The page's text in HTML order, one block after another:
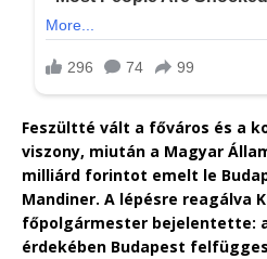
Feszültté vált a főváros és a
viszony, miután a Magyar
milliárd forintot emelt le
Mandiner. A lépésre reagálva
főpolgármester bejelentette:
érdekében Budapest